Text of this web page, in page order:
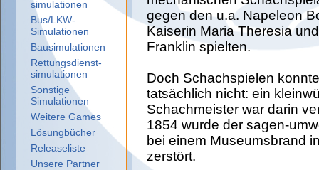
simulationen
Bus/LKW-
Simulationen
Bausimulationen
Rettungsdienst-
simulationen
Sonstige
Simulationen
Weitere Games
Lösungbücher
Releaseliste
Unsere Partner
gegen den u.a. Napeleon
Kaiserin Maria Theresia
Franklin spielten.
Doch Schachspielen
tatsächlich nicht: ein
Schachmeister war darin
1854 wurde der sagen-
bei einem Museumsbrand
zerstört.